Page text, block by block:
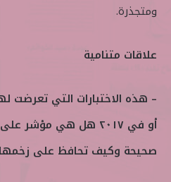
ومتجذرة.
علاقات متنامية
أو في ٢٠١٧ هل هي
صحيحة وكيف تحافظ على